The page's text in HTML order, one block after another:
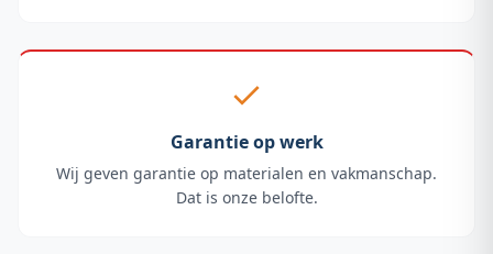
Garantie op werk
Wij geven garantie op materialen en vakmanschap.
Dat is onze belofte.